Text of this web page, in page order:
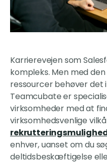
Karrierevejen som
kompleks. Men med
ressourcer behøver det
Teamcubate er
virksomheder med at
virksomhedsvenlige
enhver, uanset om du
deltidsbeskæftigelse